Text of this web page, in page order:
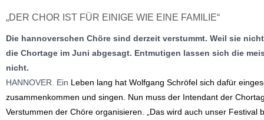
„DER CHOR IST FÜR EINIGE WIE EINE FAMILIE“
Die hannoverschen Chöre sind derzeit verstummt. Weil sie
die Chortage im Juni abgesagt. Entmutigen lassen sich die
nicht.
HANNOVER. Ein Leben lang hat Wolfgang Schröfel sich dafür
zusammenkommen und singen. Nun muss der Intendant der
Verstummen der Chöre organisieren. „Das wird auch unser Festival